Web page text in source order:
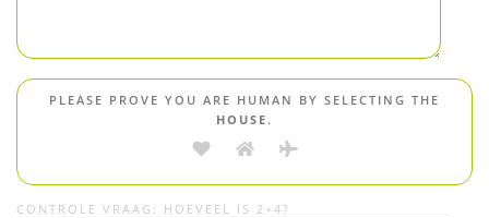
PLEASE PROVE YOU ARE HUMAN BY SELECTING THE
HOUSE .
CONTROLE VRAAG: HOEVEEL IS 2+4?